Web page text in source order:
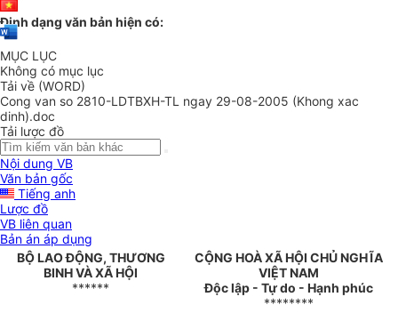
Định dạng văn bản hiện có:
MỤC LỤC
Không có mục lục
Tải về (WORD)
Cong van so 2810-LDTBXH-TL ngay 29-08-2005 (Khong xac
dinh).doc
Tải lược đồ
Nội dung VB
Văn bản gốc
Tiếng anh
Lược đồ
VB liên quan
Bản án áp dụng
BỘ LAO ĐỘNG, THƯƠNG
BINH VÀ XÃ HỘI
******
CỘNG HOÀ XÃ HỘI CHỦ NGHĨA
VIỆT NAM
Độc lập - Tự do - Hạnh phúc
********